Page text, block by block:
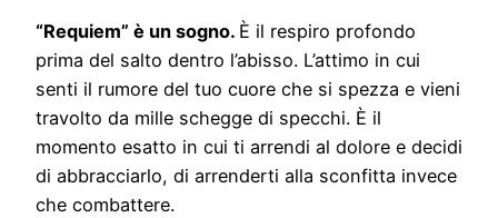
“Requiem” è un sogno. È il respiro profondo
prima del salto dentro l’abisso. L’attimo in cui
senti il rumore del tuo cuore che si spezza e vieni
travolto da mille schegge di specchi. È il
momento esatto in cui ti arrendi al dolore e decidi
di abbracciarlo, di arrenderti alla sconfitta invece
che combattere.